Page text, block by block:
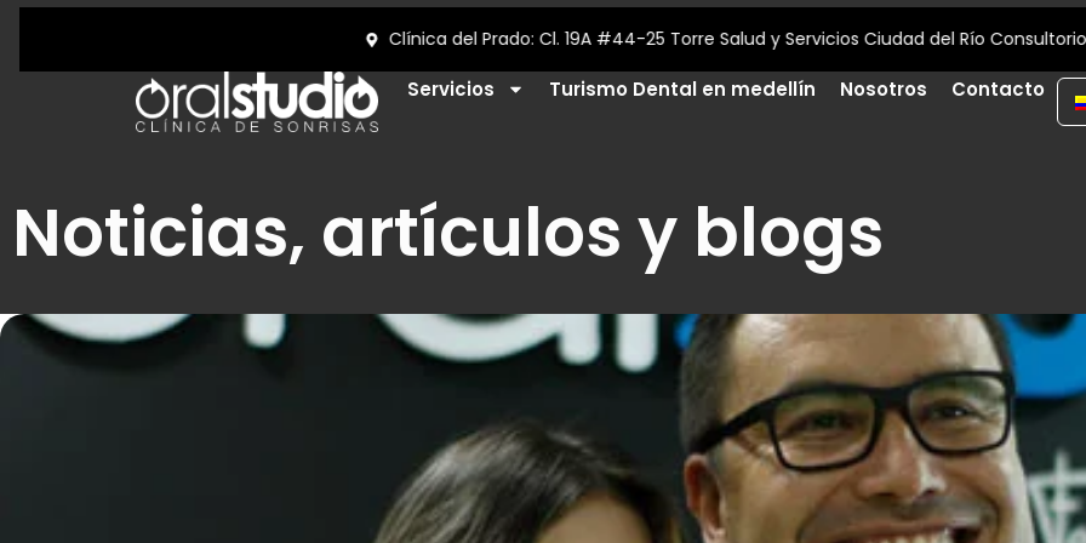
¡Contáctanos! (+57) 312 709 36 87
Servicios Turismo Dental en medellín Nosotros Contacto
Noticias, artículos y blogs